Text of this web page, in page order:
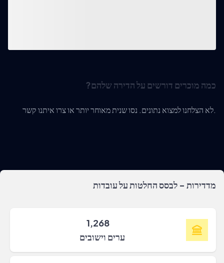
כמה מוכרים דורשים על הדירה שלהם?
לא הצלחנו למצוא נתונים. נסו שנית מאוחר יותר או צרו איתנו קשר.
מדדירות - לבסס החלטות על עובדות
1,268
ערים וישובים